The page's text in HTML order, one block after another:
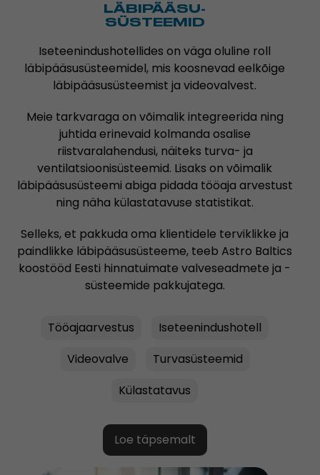
LÄBIPÄÄSU-
SÜSTEEMID
Iseteenindushotellides on väga oluline roll
läbipääsusüsteemidel, mis koosnevad eelkõige
läbipääsusüsteemist ja videovalvest.
Meie tarkvaraga on võimalik integreerida ning
juhtida erinevaid kolmanda osalise
riistvaralahendusi, näiteks turva- ja
ventilatsioonisüsteemid. Lisaks on võimalik
läbipääsusüsteemi abiga pidada tööaja arvestust
ning näha külastatavuse statistikat.
Selleks, et pakkuda oma klientidele terviklikke ja
paindlikke läbipääsusüsteeme, teeb Astro Baltics
koostööd Eesti hinnatuimate valveseadmete ja -
süsteemide pakkujatega.
Tööajaarvestus
Iseteenindushotell
Videovalve
Turvasüsteemid
Külastatavus
Loe täpsemalt